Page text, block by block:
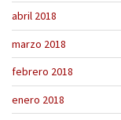
abril 2018
marzo 2018
febrero 2018
enero 2018